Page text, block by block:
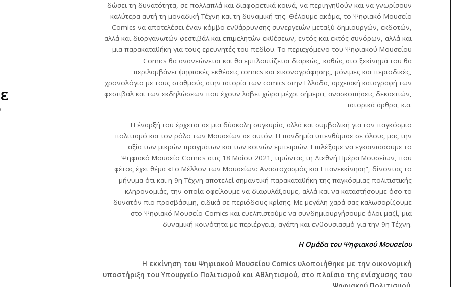
δώσει τη δυνατότητα, σε πολλαπλά και διαφορετικά κοινά, να περιηγηθούν και να γνωρίσουν
καλύτερα αυτή τη μοναδική Τέχνη και τη δυναμική της. Θέλουμε ακόμα, το Ψηφιακό Μουσείο
Comics να αποτελέσει έναν κόμβο ενθάρρυνσης συνεργειών μεταξύ δημιουργών, εκδοτών,
αλλά και διοργανωτών φεστιβάλ και επιμελητών εκθέσεων, εντός και εκτός συνόρων, αλλά και
μια παρακαταθήκη για τους ερευνητές του πεδίου. Το περιεχόμενο του Ψηφιακού Μουσείου
Comics θα ανανεώνεται και θα εμπλουτίζεται διαρκώς, καθώς στο ξεκίνημά του θα
περιλαμβάνει ψηφιακές εκθέσεις comics και εικονογράφησης, μόνιμες και περιοδικές,
χρονολόγιο με τους σταθμούς στην ιστορία των comics στην Ελλάδα, αρχειακή καταγραφή των
φεστιβάλ και των εκδηλώσεων που έχουν λάβει χώρα μέχρι σήμερα, ανασκοπήσεις δεκαετιών,
ιστορικά άρθρα, κ.α.
Η έναρξή του έρχεται σε μια δύσκολη συγκυρία, αλλά και συμβολική για τον παγκόσμιο
πολιτισμό και τον ρόλο των Μουσείων σε αυτόν. Η πανδημία υπενθύμισε σε όλους μας την
αξία των μικρών πραγμάτων και των κοινών εμπειριών. Επιλέξαμε να εγκαινιάσουμε το
Ψηφιακό Μουσείο Comics στις 18 Μαΐου 2021, τιμώντας τη Διεθνή Ημέρα Μουσείων, που
φέτος έχει θέμα «Το Μέλλον των Μουσείων: Αναστοχασμός και Επανεκκίνηση”, δίνοντας το
μήνυμα ότι και η 9η Τέχνη αποτελεί σημαντική παρακαταθήκη της παγκόσμιας πολιτιστικής
κληρονομιάς, την οποία οφείλουμε να διαφυλάξουμε, αλλά και να καταστήσουμε όσο το
δυνατόν πιο προσβάσιμη, ειδικά σε περιόδους κρίσης. Με μεγάλη χαρά σας καλωσορίζουμε
στο Ψηφιακό Μουσείο Comics και ευελπιστούμε να συνδημιουργήσουμε όλοι μαζί, μια
δυναμική κοινότητα με περιέργεια, αγάπη και ενθουσιασμό για την 9η Τέχνη.
Η Ομάδα του Ψηφιακού Μουσείου
Η εκκίνηση του Ψηφιακού Μουσείου Comics υλοποιήθηκε με την οικονομική
υποστήριξη του Υπουργείο Πολιτισμού και Αθλητισμού, στο πλαίσιο της ενίσχυσης του